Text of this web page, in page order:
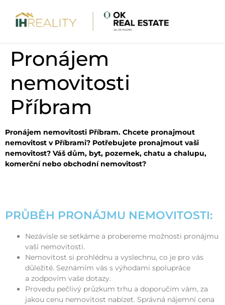
Pronájem
nemovitosti
Příbram
Pronájem nemovitosti Příbram. Chcete pronajmout
nemovitost v Příbrami? Potřebujete pronajmout vaši
nemovitost? Váš dům, byt, pozemek, chatu a chalupu,
komerční nebo obchodní nemovitost?
PRŮBĚH PRONÁJMU NEMOVITOSTI:
Nezávisle se setkáme a probereme možnosti pronájmu
vaší nemovitosti.
Nemovitost si prohlédnu a vyslechnu, co je pro vás
důležité. Seznámím vás s výhodami spolupráce
a zodpovím vaše dotazy.
Provedu pečlivý průzkum trhu a doporučím vám, za
jakou cenu nemovitost nabízet. Správná nájemní cena